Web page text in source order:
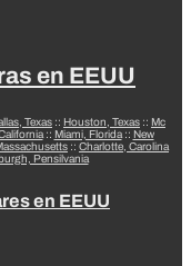
en EEUU
Texas :: Houston, Texas :: Mc
:: Miami, Florida:: New
:: Charlotte, Carolina
Pensilvania
en EEUU